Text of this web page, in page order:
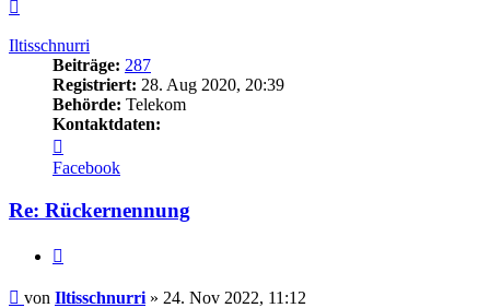
Iltisschnurri
Beiträge: 287
Registriert: 28. Aug 2020, 20:39
Behörde: Telekom
Kontaktdaten:
von
Iltisschnurri
Facebook
Re: Rückernennung
Beitrag
von Iltisschnurri » 24. Nov 2022, 11:12